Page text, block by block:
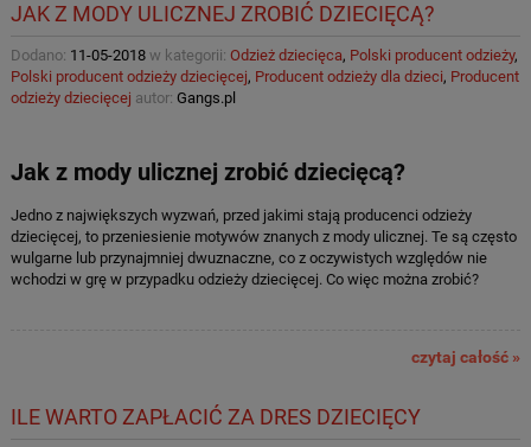
JAK Z MODY ULICZNEJ ZROBIĆ DZIECIĘCĄ?
Dodano: 11-05-2018w kategorii: Odzież dziecięca, Polski producent odzieży,
Polski producent odzieży dziecięcej, Producent odzieży dla dzieci, Producent
odzieży dziecięcej autor: Gangs.pl
Jak z mody ulicznej zrobić dziecięcą?
Jedno z największych wyzwań, przed jakimi stają producenci odzieży
dziecięcej, to przeniesienie motywów znanych z mody ulicznej. Te są często
wulgarne lub przynajmniej dwuznaczne, co z oczywistych względów nie
wchodzi w grę w przypadku odzieży dziecięcej. Co więc można zrobić?
czytaj całość »
ILE WARTO ZAPŁACIĆ ZA DRES DZIECIĘCY